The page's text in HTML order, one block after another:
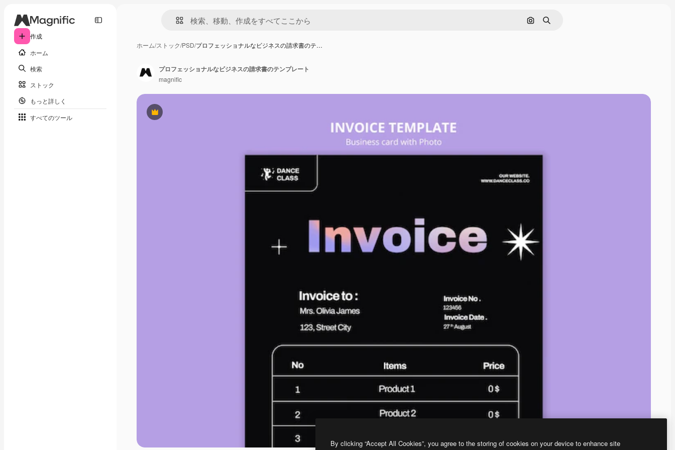
作成
ホーム
検索
ストック
もっと詳しく
すべてのツール
画像で検索
検索
ホーム/ストック/PSD/プロフェッショナルなビジネスの請求書のテ…
Premium
プロフェッショナルなビジネスの請求書のテンプレート
magnific
By clicking “Accept All Cookies”, you agree to the storing of cookies on your device to enhance site